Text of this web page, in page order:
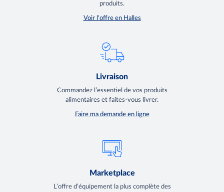
produits.
Voir l'offre en Halles
Livraison
Commandez l’essentiel de vos produits
alimentaires et faites-vous livrer.
Faire ma demande en ligne
Marketplace
L’offre d’équipement la plus complète des